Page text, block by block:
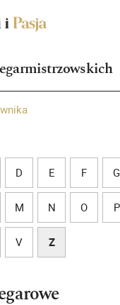
D E F G
M N O P
V Z